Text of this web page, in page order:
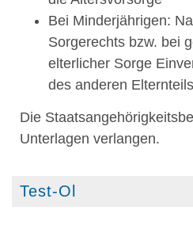
Bei Minderjährigen:
Sorgerechts bzw. bei
elterlicher Sorge
des anderen
Die
Unterlagen verlangen.
Test-Ol